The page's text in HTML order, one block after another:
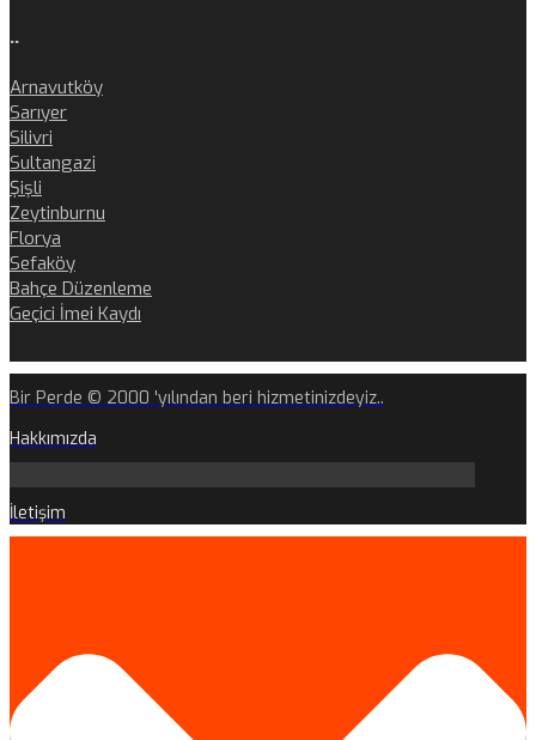
..
Arnavutköy
Sarıyer
Silivri
Sultangazi
Şişli
Zeytinburnu
Florya
Sefaköy
Bahçe Düzenleme
Geçici İmei Kaydı
Bir Perde © 2000 'yılından beri hizmetinizdeyiz..
Hakkımızda
İletişim